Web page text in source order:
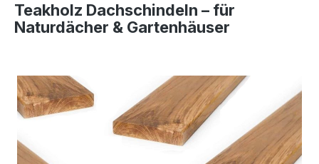
Teakholz Dachschindeln – für
Naturdächer & Gartenhäuser
Bildergalerie überspringen